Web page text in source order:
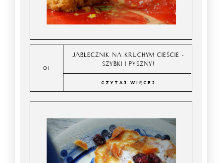
JABŁECZNIK NA KRUCHYM CIEŚCIE -
SZYBKI I PYSZNY!
CZYTAJ WIĘCEJ